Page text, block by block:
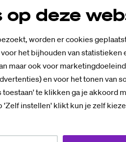
op deze
worden er cookies
het bijhouden van statistieken
maar ook voor
en voor het tonen van
te klikken ga je akkoord
'Zelf instellen' klikt kun je zelf
Derk Boswijk toch volop studenten